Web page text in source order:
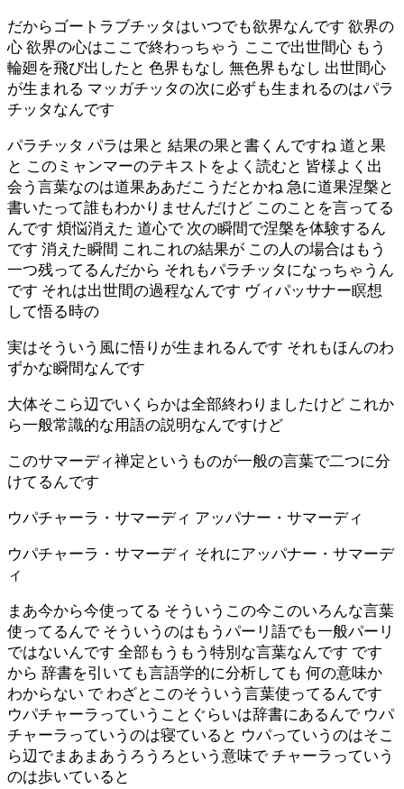
だからゴートラブチッタはいつでも欲界なんです 欲界の
心 欲界の心はここで終わっちゃう ここで出世間心 もう
輪廻を飛び出したと 色界もなし 無色界もなし 出世間心
が生まれる マッガチッタの次に必ずも生まれるのはパラ
チッタなんです
パラチッタ パラは果と 結果の果と書くんですね 道と果
と このミャンマーのテキストをよく読むと 皆様よく出
会う言葉なのは道果ああだこうだとかね 急に道果涅槃と
書いたって誰もわかりませんだけど このことを言ってる
んです 煩悩消えた 道心で 次の瞬間で涅槃を体験するん
です 消えた瞬間 これこれの結果が この人の場合はもう
一つ残ってるんだから それもパラチッタになっちゃうん
です それは出世間の過程なんです ヴィパッサナー瞑想
して悟る時の
実はそういう風に悟りが生まれるんです それもほんのわ
ずかな瞬間なんです
大体そこら辺でいくらかは全部終わりましたけど これか
ら一般常識的な用語の説明なんですけど
このサマーディ禅定というものが一般の言葉で二つに分
けてるんです
ウパチャーラ・サマーディ アッパナー・サマーディ
ウパチャーラ・サマーディ それにアッパナー・サマーデ
ィ
まあ今から今使ってる そういうこの今このいろんな言葉
使ってるんで そういうのはもうパーリ語でも一般パーリ
ではないんです 全部もうもう特別な言葉なんです です
から 辞書を引いても言語学的に分析しても 何の意味か
わからない で わざとこのそういう言葉使ってるんです
ウパチャーラっていうことぐらいは辞書にあるんで ウパ
チャーラっていうのは寝ていると ウパっていうのはそこ
ら辺でまあまあうろうろという意味で チャーラっていう
のは歩いていると